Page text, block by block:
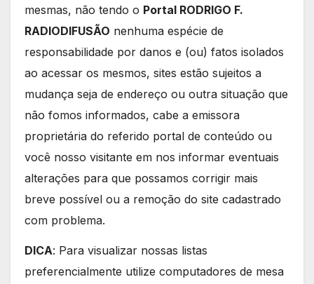
mesmas, não tendo o Portal RODRIGO F.
RADIODIFUSÃO nenhuma espécie de
responsabilidade por danos e (ou) fatos isolados
ao acessar os mesmos, sites estão sujeitos a
mudança seja de endereço ou outra situação que
não fomos informados, cabe a emissora
proprietária do referido portal de conteúdo ou
você nosso visitante em nos informar eventuais
alterações para que possamos corrigir mais
breve possível ou a remoção do site cadastrado
com problema.
DICA: Para visualizar nossas listas
preferencialmente utilize computadores de mesa